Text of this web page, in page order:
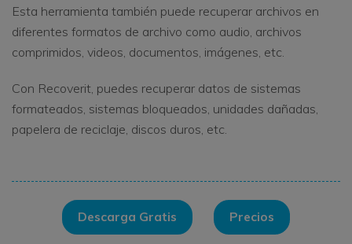
Esta herramienta también puede recuperar archivos en
diferentes formatos de archivo como audio, archivos
comprimidos, videos, documentos, imágenes, etc.
Con Recoverit, puedes recuperar datos de sistemas
formateados, sistemas bloqueados, unidades dañadas,
papelera de reciclaje, discos duros, etc.
Descarga Gratis Precios